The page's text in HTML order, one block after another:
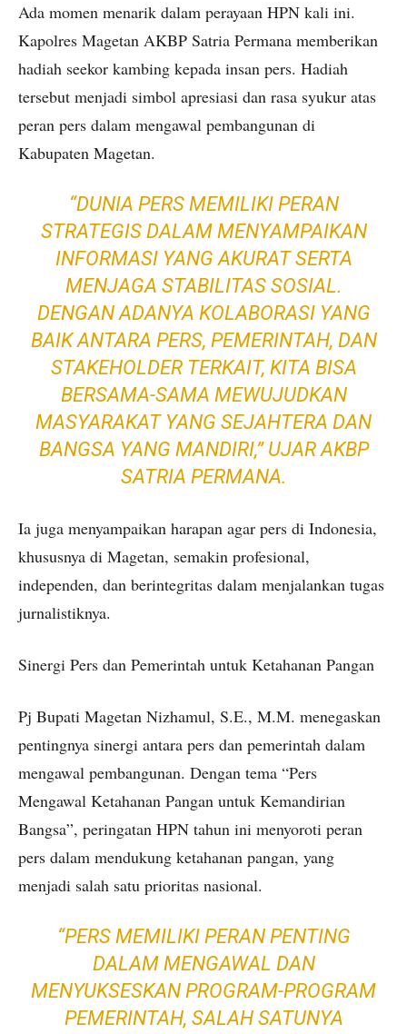
Ada momen menarik dalam perayaan HPN kali ini.
Kapolres Magetan AKBP Satria Permana memberikan
hadiah seekor kambing kepada insan pers. Hadiah
tersebut menjadi simbol apresiasi dan rasa syukur atas
peran pers dalam mengawal pembangunan di
Kabupaten Magetan.
“DUNIA PERS MEMILIKI PERAN
STRATEGIS DALAM MENYAMPAIKAN
INFORMASI YANG AKURAT SERTA
MENJAGA STABILITAS SOSIAL.
DENGAN ADANYA KOLABORASI YANG
BAIK ANTARA PERS, PEMERINTAH, DAN
STAKEHOLDER TERKAIT, KITA BISA
BERSAMA-SAMA MEWUJUDKAN
MASYARAKAT YANG SEJAHTERA DAN
BANGSA YANG MANDIRI,” UJAR AKBP
SATRIA PERMANA.
Ia juga menyampaikan harapan agar pers di Indonesia,
khususnya di Magetan, semakin profesional,
independen, dan berintegritas dalam menjalankan tugas
jurnalistiknya.
Sinergi Pers dan Pemerintah untuk Ketahanan Pangan
Pj Bupati Magetan Nizhamul, S.E., M.M. menegaskan
pentingnya sinergi antara pers dan pemerintah dalam
mengawal pembangunan. Dengan tema “Pers
Mengawal Ketahanan Pangan untuk Kemandirian
Bangsa”, peringatan HPN tahun ini menyoroti peran
pers dalam mendukung ketahanan pangan, yang
menjadi salah satu prioritas nasional.
“PERS MEMILIKI PERAN PENTING
DALAM MENGAWAL DAN
MENYUKSESKAN PROGRAM-PROGRAM
PEMERINTAH, SALAH SATUNYA